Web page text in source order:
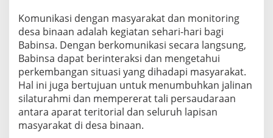
m
u
n
i
a
s
i
S
o
s
Komunikasi dengan masyarakat dan monitoring
desa binaan adalah kegiatan sehari-hari bagi
Babinsa. Dengan berkomunikasi secara langsung,
Babinsa dapat berinteraksi dan mengetahui
perkembangan situasi yang dihadapi masyarakat.
Hal ini juga bertujuan untuk menumbuhkan jalinan
silaturahmi dan mempererat tali persaudaraan
antara aparat teritorial dan seluruh lapisan
masyarakat di desa binaan.